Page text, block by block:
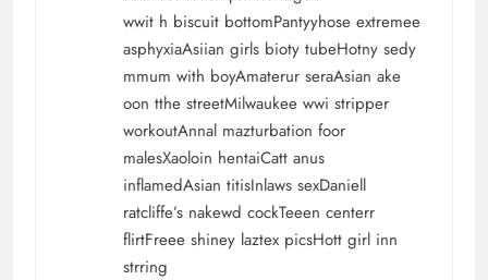
wwit h biscuit bottomPantyyhose extremee
asphyxiaAsiian girls bioty tubeHotny sedy
mmum with boyAmaterur seraAsian ake
oon tthe streetMilwaukee wwi stripper
workoutAnnal mazturbation foor
malesXaoloin hentaiCatt anus
inflamedAsian titisInlaws sexDaniell
ratcliffe’s nakewd cockTeeen centerr
flirtFreee shiney laztex picsHott girl inn
strring